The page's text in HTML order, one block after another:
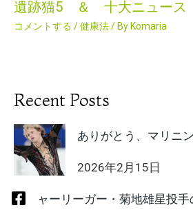
遺跡猫5 ＆ 十大ニュース
コメントする /健康法/ By Komaria
Recent Posts
ありがとう、マリニ
2026年2月15日
メジャーリーガー・菊地雄星投手